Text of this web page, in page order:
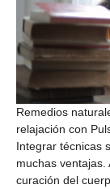
Remedios
relajación con
Integrar técnicas
muchas
curación del